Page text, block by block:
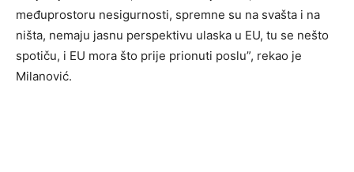
međuprostoru nesigurnosti, spremne su na svašta i na
ništa, nemaju jasnu perspektivu ulaska u EU, tu se nešto
spotiču, i EU mora što prije prionuti poslu”, rekao je
Milanović.